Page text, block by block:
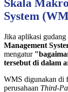
Skala
System
Jika aplikasi
Management
mengatur
tersebut di dalam
WMS digunakan di
perusahaan Third-